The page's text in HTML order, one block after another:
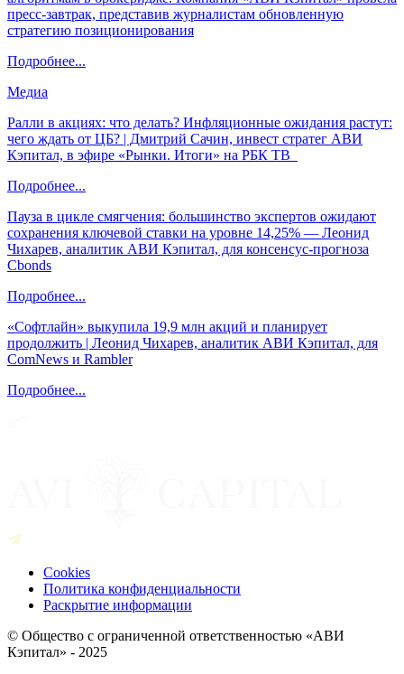
пресс-завтрак, представив журналистам обновленную
стратегию позиционирования
Подробнее...
Медиа
Ралли в акциях: что делать? Инфляционные ожидания растут:
чего ждать от ЦБ? | Дмитрий Сачин, инвест стратег АВИ
Кэпитал, в эфире «Рынки. Итоги» на РБК ТВ
Подробнее...
Пауза в цикле смягчения: большинство экспертов ожидают
сохранения ключевой ставки на уровне 14,25% — Леонид
Чихарев, аналитик АВИ Кэпитал, для консенсус-прогноза
Cbonds
Подробнее...
«Софтлайн» выкупила 19,9 млн акций и планирует
продолжить | Леонид Чихарев, аналитик АВИ Кэпитал, для
ComNews и Rambler
Подробнее...
Cookies
Политика конфиденциальности
Раскрытие информации
© Общество с ограниченной ответственностью «АВИ
Кэпитал» - 2025